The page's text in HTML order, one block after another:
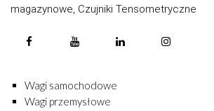
magazynowe, Czujniki Tensometryczne
Wagi samochodowe
Wagi przemysłowe